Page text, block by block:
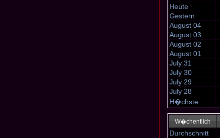
Heute
Gestern
August 04
August 03
August 02
August 01
July 31
July 30
July 29
July 28
H�chste
W�chentlich
Durchschnitt